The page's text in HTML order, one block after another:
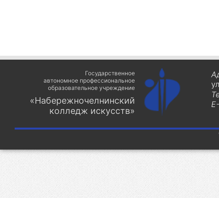
Государственное
автономное профессиональное
образовательное учреждение
«Набережночелнинский
колледж искусств»